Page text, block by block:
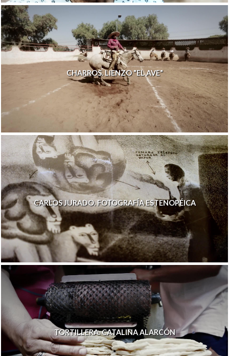
CHARROS. LIENZO "EL AVE"
CARLOS JURADO. FOTOGRAFÍA ESTENOPÉICA
TORTILLERA. CATALINA ALARCÓN